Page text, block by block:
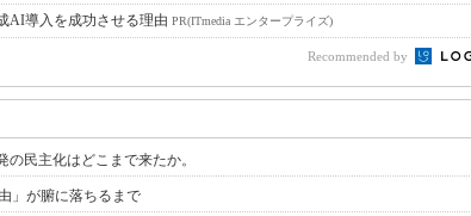
AI導入を成功させる理由 PR(ITmedia エンタープライズ)
Recommended by
民主化はどこまで来たか。
」が腑に落ちるまで